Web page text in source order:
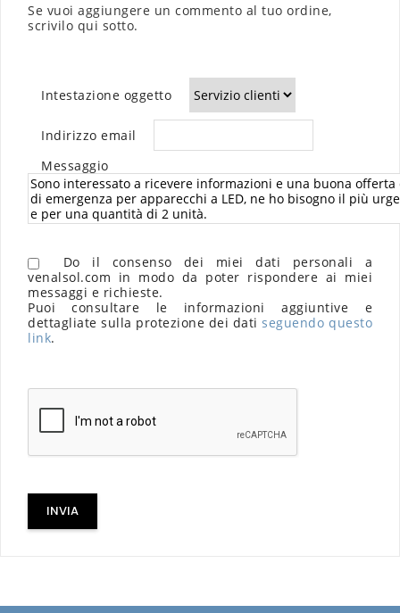
Se vuoi aggiungere un commento al tuo ordine,
scrivilo qui sotto.
Intestazione oggetto
Indirizzo email
Messaggio
Do il consenso dei miei dati personali a
venalsol.com in modo da poter rispondere ai miei
messaggi e richieste.
Puoi consultare le informazioni aggiuntive e
dettagliate sulla protezione dei datiseguendo questo
link.
INVIA